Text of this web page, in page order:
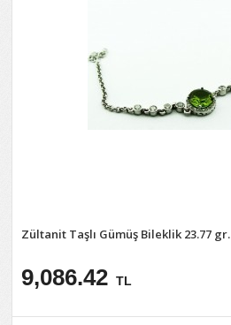
Zültanit Taşlı Gümüş Bileklik 23.77 gr.
9,086.42 TL